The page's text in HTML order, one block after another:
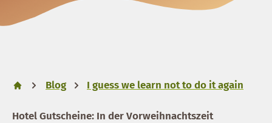
Blog I guess we learn not to do it again
Hotel Gutscheine: In der Vorweihnachtszeit